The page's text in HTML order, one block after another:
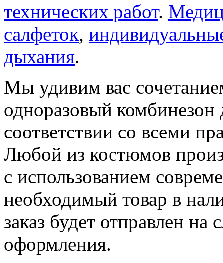
технических работ.
салфеток,
дыхания.
Мы удивим вас
одноразовый комбинезон
соответствии со всеми
Любой из костюмов
с использованием
необходимый товар в
заказ будет отправлен
оформления.